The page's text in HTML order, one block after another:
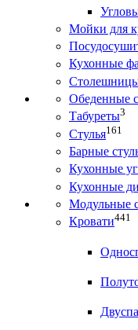
Мойки для
Кухонные
Обеденные
Табуреты3
Стулья161
Барные
Кухонные
Кухонные
Модульные
Кровати441